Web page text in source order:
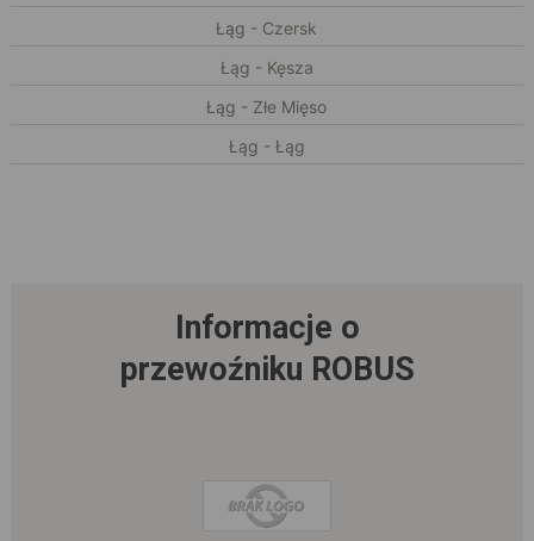
Łąg - Czersk
Łąg - Kęsza
Łąg - Złe Mięso
Łąg - Łąg
Informacje o
przewoźniku ROBUS